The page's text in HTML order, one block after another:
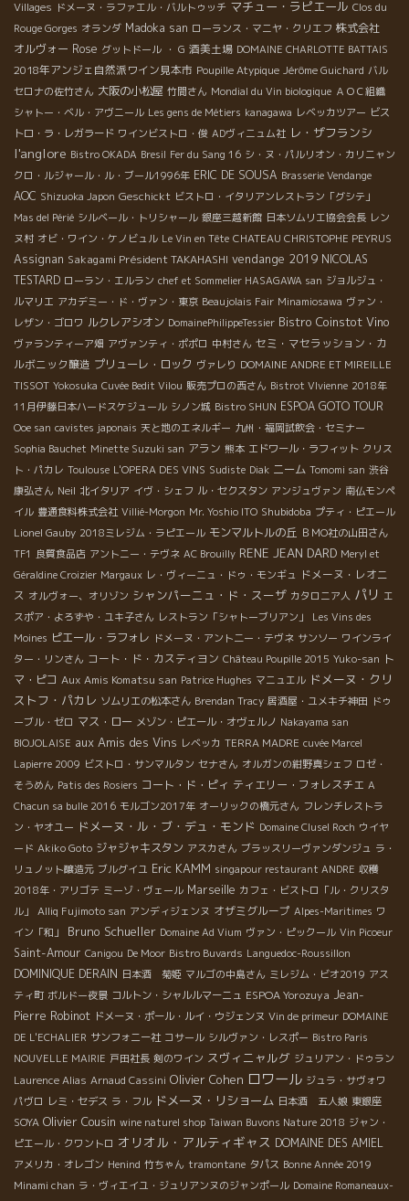
Villages ドメーヌ・ラファエル・バルトゥッチ マチュー・ラピエール Clos du
Rouge Gorges オランダ Madoka san ローランス・マニヤ・クリエフ 株式会社
オルヴォー Rose グットドール ・ G 酒美土場 DOMAINE CHARLOTTE BATTAIS
2018年アンジェ自然派ワイン見本市 Poupille Atypique Jérôme Guichard バル
セロナの佐竹さん 大阪の小松屋 竹間さん Mondial du Vin biologique ＡＯＣ組織
シャトー・ベル・アヴニール Les gens de Métiers kanagawa レベッカツアー ビス
トロ・ラ・レガラード ワインビストロ・俊 ADヴィニュム社 レ・ザフランシ
l'anglore Bistro OKADA Bresil Fer du Sang 16 シ・ヌ・パルリオン・カリニャン
クロ・ルジャール・ル・ブール1996年 ERIC DE SOUSA Brasserie Vendange
AOC Shizuoka Japon Geschickt ビストロ・イタリアンレストラン「グシテ」
Mas del Périé シルベール・トリシャール 銀座三越新館 日本ソムリエ協会会長 レン
ヌ村 オビ・ワイン・ケノビュル Le Vin en Tête CHATEAU CHRISTOPHE PEYRUS
Assignan Sakagami Président TAKAHASHI vendange 2019 NICOLAS
TESTARD ローラン・エルラン chef et Sommelier HASAGAWA san ジョルジュ・
ルマリエ アカデミー・ド・ヴァン・東京 Beaujolais Fair Minamiosawa ヴァン・
レザン・ゴロワ ルクレアシオン DomainePhilippeTessier Bistro Coinstot Vino
ヴァランティーア畑 アヴァンティ・ポポロ 中村さん セミ・マセラッション・カ
ルボニック醸造 プリューレ・ロック ヴァレり DOMAINE ANDRE ET MIREILLE
TISSOT Yokosuka Cuvée Bedit Vilou 販売プロの西さん Bistrot VIvienne 2018年
11月伊藤日本ハードスケジュール シノン城 Bistro SHUN ESPOA GOTO TOUR
Ooe san cavistes japonais 天と地のエネルギー 九州・福岡試飲会・セミナー
Sophia Bauchet Minette Suzuki san アラン 熊本 エドワール・ラフィット クリス
ト・パカレ Toulouse L'OPERA DES VINS Sudiste Diak ニーム Tomomi san 渋谷
康弘さん Neil 北イタリア イヴ・シェフ ル・セクスタン アンジュヴァン 南仏モンペ
イル 豊通食料株式会社 Villié-Morgon Mr. Yoshio ITO Shubidoba プティ・ピエール
Lionel Gauby 2018ミレジム・ラピエール モンマルトルの丘 ＢＭО社の山田さん
TF1 良質食品店 アントニー・テヴネ AC Brouilly RENE JEAN DARD Meryl et
Géraldine Croizier Margaux レ・ヴィーニュ・ドゥ・モンギュ ドメーヌ・レオニ
ス オルヴォー、オリゾン シャンパーニュ・ド・スーザ カタロニア人 パリ エ
スポア・よろずや・ユキ子さん レストラン「シャトーブリアン」
Les Vins des
Moines ピエール・ラフォレ ドメーヌ・アント二ー・テヴネ サンソー ワインライ
ター・リンさん コート・ド・カスティヨン Château Poupille 2015 Yuko-san ト
マ・ピコ Aux Amis Komatsu san Patrice Hughes マニュエル ドメーヌ・クリ
ストフ・パカレ ソムリエの松本さん Brendan Tracy 居酒屋・ユメキチ神田 ドゥ
ーブル・ゼロ マス・ロー メゾン・ピエール・オヴェルノ Nakayama san
BIOJOLAISE aux Amis des Vins レベッカ TERRA MADRE cuvée Marcel
Lapierre 2009 ビストロ・サンマルタン セナさん オルガンの紺野真シェフ ロゼ・
そうめん Patis des Rosiers コート・ド・ピィ ティエリー・フォレスチエ A
Chacun sa bulle 2016 モルゴン2017年 オーリックの橋元さん フレンチレストラ
ン・ヤオユー ドメーヌ・ル・ブ・デュ・モンド Domaine Clusel Roch ウイヤ
ード Akiko Goto ジャジャキスタン アスカさん ブラッスリーヴァンダンジュ ラ・
リュノット醸造元 ブルグイユ Eric KAMM singapour restaurant ANDRE 収穫
2018年・アリゴテ ミーゾ・ヴェール Marseille カフェ・ビストロ「ル・クリスタ
ル」
Alliq Fujimoto san アンディジェンヌ オザミグループ Alpes-Maritimes ワ
イン「和」
Bruno Schueller Domaine Ad Vium ヴァン・ピックール Vin Picoeur
Saint-Amour Canigou De Moor Bistro Buvards Languedoc-Roussillon
DOMINIQUE DERAIN 日本酒 菊姫 マルゴの中島さん ミレジム・ビオ2019 アス
ティ町 ボルドー夜景 コルトン・シャルルマーニュ ESPOA Yorozuya Jean-
Pierre Robinot ドメーヌ・ポール・ルイ・ウジェンヌ Vin de primeur DOMAINE
DE L'ECHALIER サンフォニー社 コサール シルヴァン・レスポー Bistro Paris
NOUVELLE MAIRIE 戸田社長 剣のワイン スヴィニャルグ ジュリアン・ドゥラン
Laurence Alias Arnaud Cassini Olivier Cohen ロワール ジュラ・サヴォワ
パヴロ レミ・セデス ラ・フル ドメーヌ・リショーム 日本酒 五人娘 東銀座
SOYA Olivier Cousin wine naturel shop Taiwan Buvons Nature 2018 ジャン・
ピエール・クワントロ オリオル・アルティギャス DOMAINE DES AMIEL
アメリカ・オレゴン Henind 竹ちゃん tramontane タパス Bonne Année 2019
Minami chan ラ・ヴィエイユ・ジュリアンヌのジャンポール Domaine Romaneaux-